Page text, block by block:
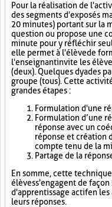
Pour la réalisation de
des segments d'exposés
20 minutes) portant sur la
question ou propose une
minute pour y réfléchir
elle permet à l'élève de
l'enseignant invite les
(deux). Quelques dyades
groupe (tous). Cette
grandes étapes :
Formulation d'une
Formulation d’une
réponse avec un
réponse et création
compte tenu de la
Partage de la
En somme, cette
élèves s'engagent de
d'apprentissage actif en
leurs réponses.